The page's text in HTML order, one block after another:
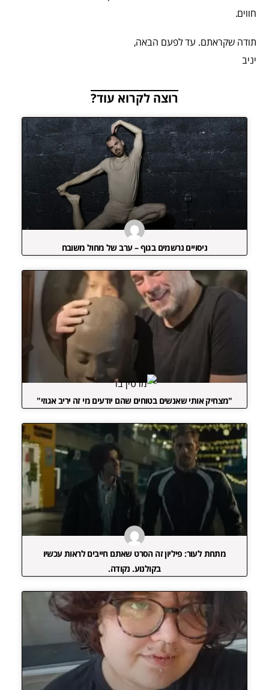
חווים.
תודה שקראתם. עד לפעם הבאה,
יניב
רוצה לקרוא עוד?
ניסויים נרשמים בגוף – ערב של מחול משובח
"מצחיק אותי שאנשים בטוחים שהם יודעים מי זה יריב אגוזי"
מתחת לעור: פיליון זה הסרט שאתם חייבים לראות עכשיו
בקולנוע. נקודה.